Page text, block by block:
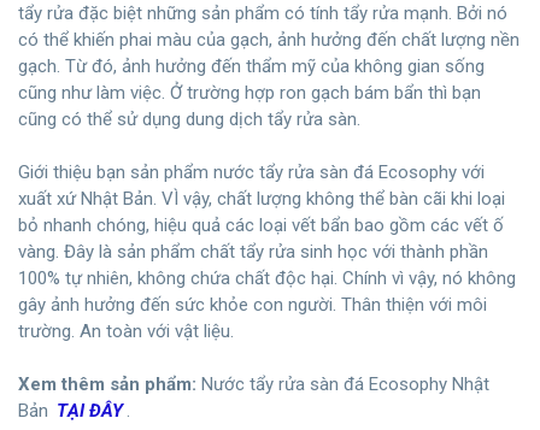
tẩy rửa đặc biệt những sản phẩm có tính tẩy rửa mạnh. Bởi nó
có thể khiến phai màu của gạch, ảnh hưởng đến chất lượng nền
gạch. Từ đó, ảnh hưởng đến thẩm mỹ của không gian sống
cũng như làm việc. Ở trường hợp ron gạch bám bẩn thì bạn
cũng có thể sử dụng dung dịch tẩy rửa sàn.
Giới thiệu bạn sản phẩm nước tẩy rửa sàn đá Ecosophy với
xuất xứ Nhật Bản. VÌ vậy, chất lượng không thể bàn cãi khi loại
bỏ nhanh chóng, hiệu quả các loại vết bẩn bao gồm các vết ố
vàng. Đây là sản phẩm chất tẩy rửa sinh học với thành phần
100% tự nhiên, không chứa chất độc hại. Chính vì vậy, nó không
gây ảnh hưởng đến sức khỏe con người. Thân thiện với môi
trường. An toàn với vật liệu.
Xem thêm sản phẩm: Nước tẩy rửa sàn đá Ecosophy Nhật
Bản TẠI ĐÂY .